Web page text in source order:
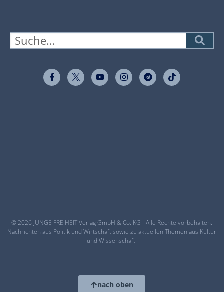
© 2026 JUNGE FREIHEIT Verlag GmbH & Co. KG - Alle Rechte vorbehalten.
Nachrichten aus Politik und Wirtschaft sowie zu aktuellen Themen aus Kultur
und Wissenschaft.
nach oben